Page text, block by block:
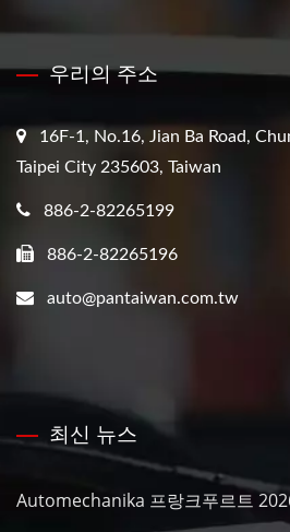
우리의 주소
16F-1, No.16, Jian Ba Road,
Taipei City 235603, Taiwan
886-2-82265199
886-2-82265196
auto@pantaiwan.com.tw
최신 뉴스
Automechanika 프랑크푸르트